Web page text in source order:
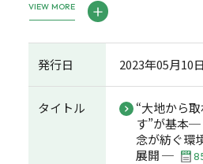
VIEW MORE
発行日 2023年05月10日
タイトル
“大地から
す”が基本─
念が紡ぐ環
展開 ─